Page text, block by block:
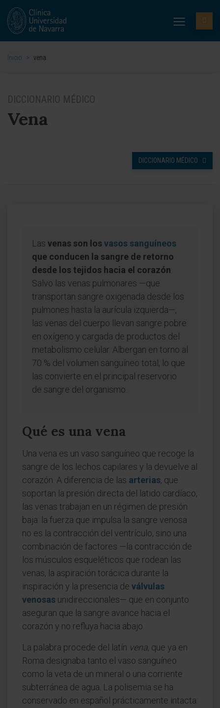
Inicio > vena
DICCIONARIO MÉDICO
Vena
DICCIONARIO MÉDICO
Las venas son los vasos sanguíneos
que conducen la sangre de retorno
desde los tejidos hacia el corazón
Salvo las venas pulmonares —que
transportan sangre oxigenada desde los
pulmones hasta la aurícula izquierda—,
las venas del cuerpo llevan sangre pobre
en oxígeno y cargada de productos del
metabolismo celular. Albergan en torno al
70 % del volumen sanguíneo total, lo que
las convierte en el principal reservorio
de sangre del organismo.
Qué es una vena
Una vena es un vaso sanguíneo que recoge la
sangre de los lechos capilares y la devuelve al
corazón. A diferencia de las arterias, que
soportan la presión directa del latido cardíaco,
las venas trabajan en un régimen de presión
baja: la fuerza que impulsa la sangre venosa
no es la contracción del ventrículo, sino una
combinación de factores —la contracción de
los músculos esqueléticos que rodean las
venas, la aspiración torácica durante la
inspiración y la presencia de válvulas
venosas unidireccionales— que en conjunto
aseguran que la sangre avance hacia el
corazón y no refluya hacia abajo.
La palabra procede del latín vena, que ya en
Roma designaba tanto el vaso sanguíneo
como la veta de un mineral o una corriente
subterránea de agua. La polisemia se ha
conservado en español prácticamente intacta: